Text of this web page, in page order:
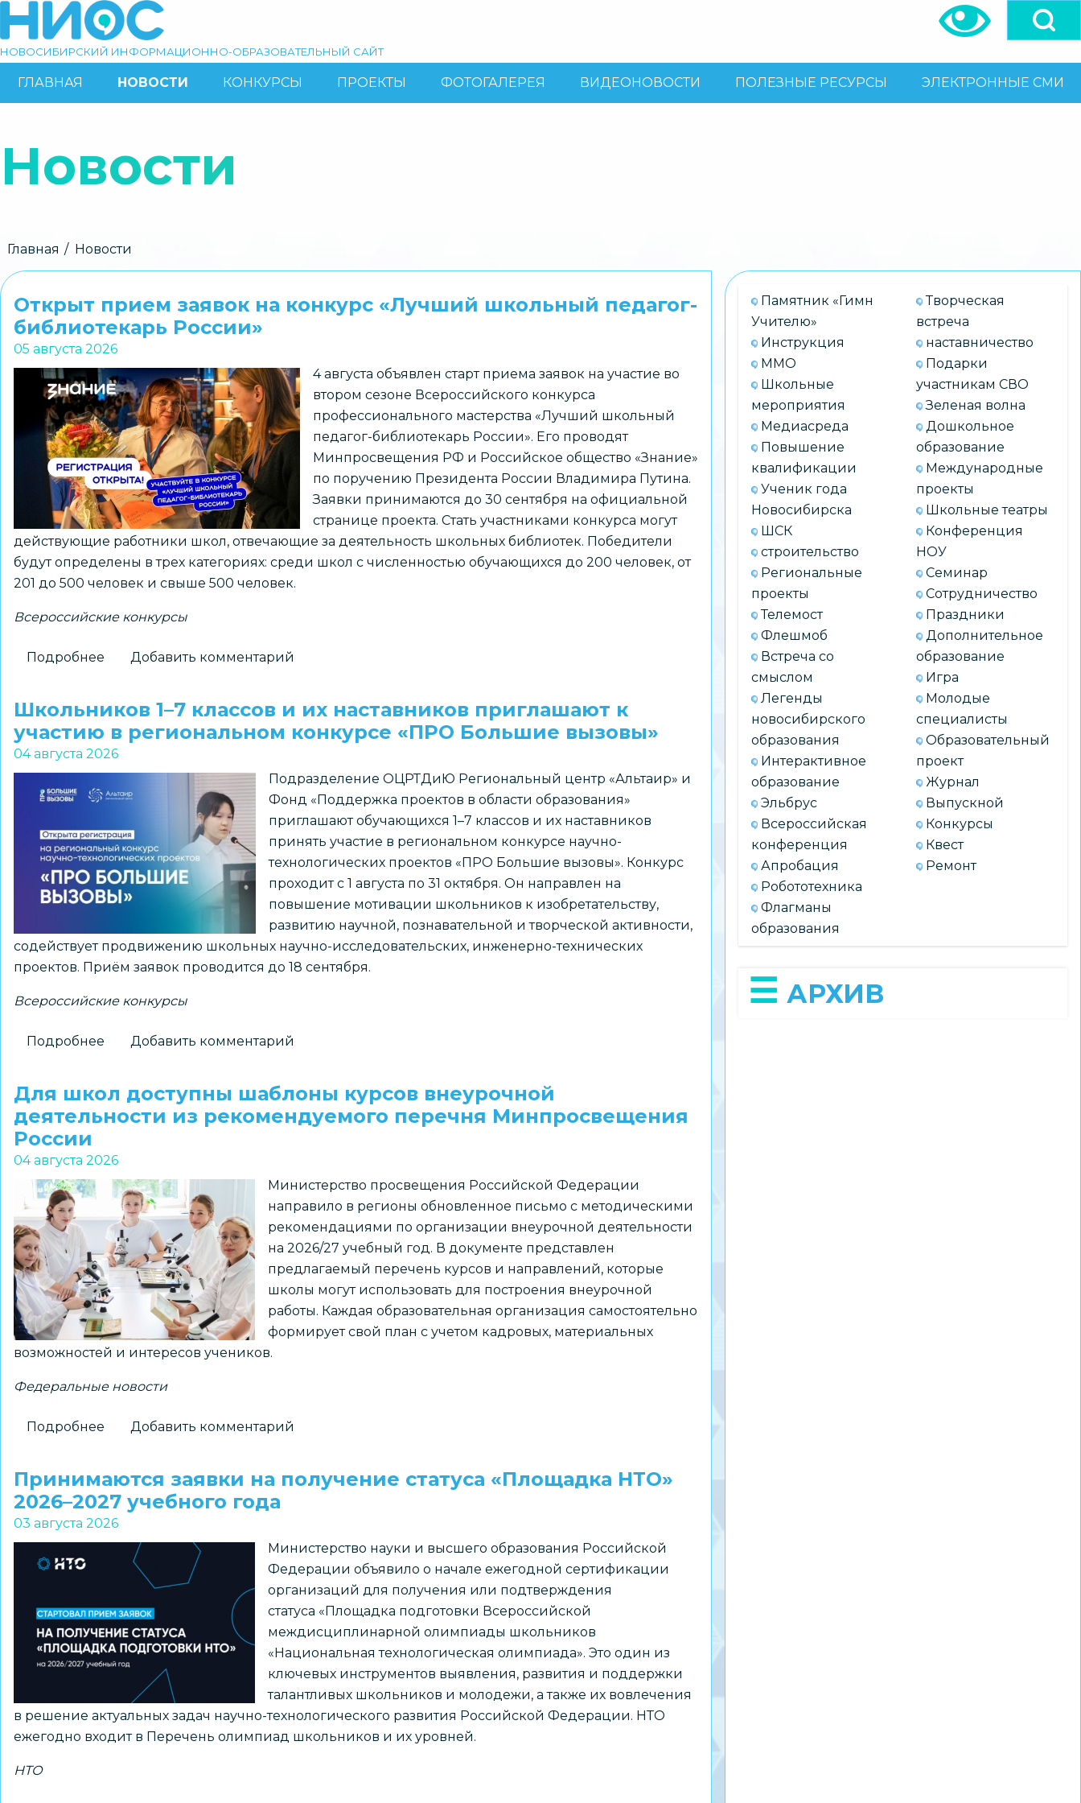
основному
Поиск
НОВОСИБИРСКИЙ ИНФОРМАЦИОННО-ОБРАЗОВАТЕЛЬНЫЙ САЙТ
ОСНОВНАЯ
ГЛАВНАЯ НОВОСТИ КОНКУРСЫ ПРОЕКТЫ ФОТОГАЛЕРЕЯ ВИДЕОНОВОСТИ ПОЛЕЗНЫЕ РЕСУРСЫ ЭЛЕКТРОННЫЕ СМИ
Новости
Строка
навигации
Главная Новости
Открыт прием заявок на конкурс «Лучший школьный педагог-
библиотекарь России»
05 августа 2026
4 августа объявлен старт приема заявок на участие во
втором сезоне Всероссийского конкурса
профессионального мастерства «Лучший школьный
педагог-библиотекарь России». Его проводят
Минпросвещения РФ и Российское общество «Знание»
по поручению Президента России Владимира Путина.
Заявки принимаются до 30 сентября на официальной
странице проекта. Стать участниками конкурса могут
действующие работники школ, отвечающие за деятельность школьных библиотек. Победители
будут определены в трех категориях: среди школ с численностью обучающихся до 200 человек, от
201 до 500 человек и свыше 500 человек.
Всероссийские конкурсы
Подробнее
заявок
на
конкурс
школьный
библиотекарь
России»
Добавить комментарий
Школьников 1–7 классов и их наставников приглашают к
участию в региональном конкурсе «ПРО Большие вызовы»
04 августа 2026
Подразделение ОЦРТДиЮ Региональный центр «Альтаир» и
Фонд «Поддержка проектов в области образования»
приглашают обучающихся 1–7 классов и их наставников
принять участие в региональном конкурсе научно-
технологических проектов «ПРО Большие вызовы». Конкурс
проходит с 1 августа по 31 октября. Он направлен на
повышение мотивации школьников к изобретательству,
развитию научной, познавательной и творческой активности,
содействует продвижению школьных научно-исследовательских, инженерно-технических
проектов. Приём заявок проводится до 18 сентября.
Всероссийские конкурсы
Подробнее
7
классов
их
наставников
приглашают
к
участию
в
региональном
конкурсе
«ПРО
Большие
Добавить комментарий
Для школ доступны шаблоны курсов внеурочной
деятельности из рекомендуемого перечня Минпросвещения
России
04 августа 2026
Министерство просвещения Российской Федерации
направило в регионы обновленное письмо с методическими
рекомендациями по организации внеурочной деятельности
на 2026/27 учебный год. В документе представлен
предлагаемый перечень курсов и направлений, которые
школы могут использовать для построения внеурочной
работы. Каждая образовательная организация самостоятельно
формирует свой план с учетом кадровых, материальных
возможностей и интересов учеников.
Федеральные новости
Подробнее
доступны
шаблоны
курсов
внеурочной
деятельности
рекомендуемого
перечня
Минпросвещения
России
Добавить комментарий
Принимаются заявки на получение статуса «Площадка НТО»
2026–2027 учебного года
03 августа 2026
Министерство науки и высшего образования Российской
Федерации объявило о начале ежегодной сертификации
организаций для получения или подтверждения
статуса «Площадка подготовки Всероссийской
междисциплинарной олимпиады школьников
«Национальная технологическая олимпиада». Это один из
ключевых инструментов выявления, развития и поддержки
талантливых школьников и молодежи, а также их вовлечения
в решение актуальных задач научно-технологического развития Российской Федерации. НТО
ежегодно входит в Перечень олимпиад школьников и их уровней.
НТО
Памятник «Гимн
Учителю»
Инструкция
ММО
Школьные
мероприятия
Медиасреда
Повышение
квалификации
Ученик года
Новосибирска
ШСК
строительство
Региональные
проекты
Телемост
Флешмоб
Встреча со
смыслом
Легенды
новосибирского
образования
Интерактивное
образование
Эльбрус
Всероссийская
конференция
Апробация
Робототехника
Флагманы
образования
Творческая
встреча
наставничество
Подарки
участникам СВО
Зеленая волна
Дошкольное
образование
Международные
проекты
Школьные театры
Конференция
НОУ
Семинар
Сотрудничество
Праздники
Дополнительное
образование
Игра
Молодые
специалисты
Образовательный
проект
Журнал
Выпускной
Конкурсы
Квест
Ремонт
АРХИВ